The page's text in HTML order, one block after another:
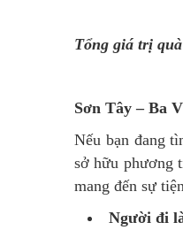
Tổng giá trị
Sơn Tây – Ba
Nếu bạn đang
sở hữu phương
mang đến sự
Người đi